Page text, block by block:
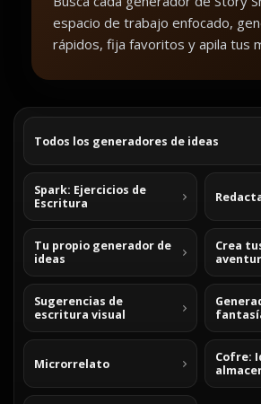
espacio de trabajo enfocado,
rápidos, fija favoritos y apila tus
Todos los generadores de ideas
Spark: Ejercicios de
Escritura
Tu propio generador de
ideas
Crea
Sugerencias de
escritura visual
Microrrelato
Cofre: